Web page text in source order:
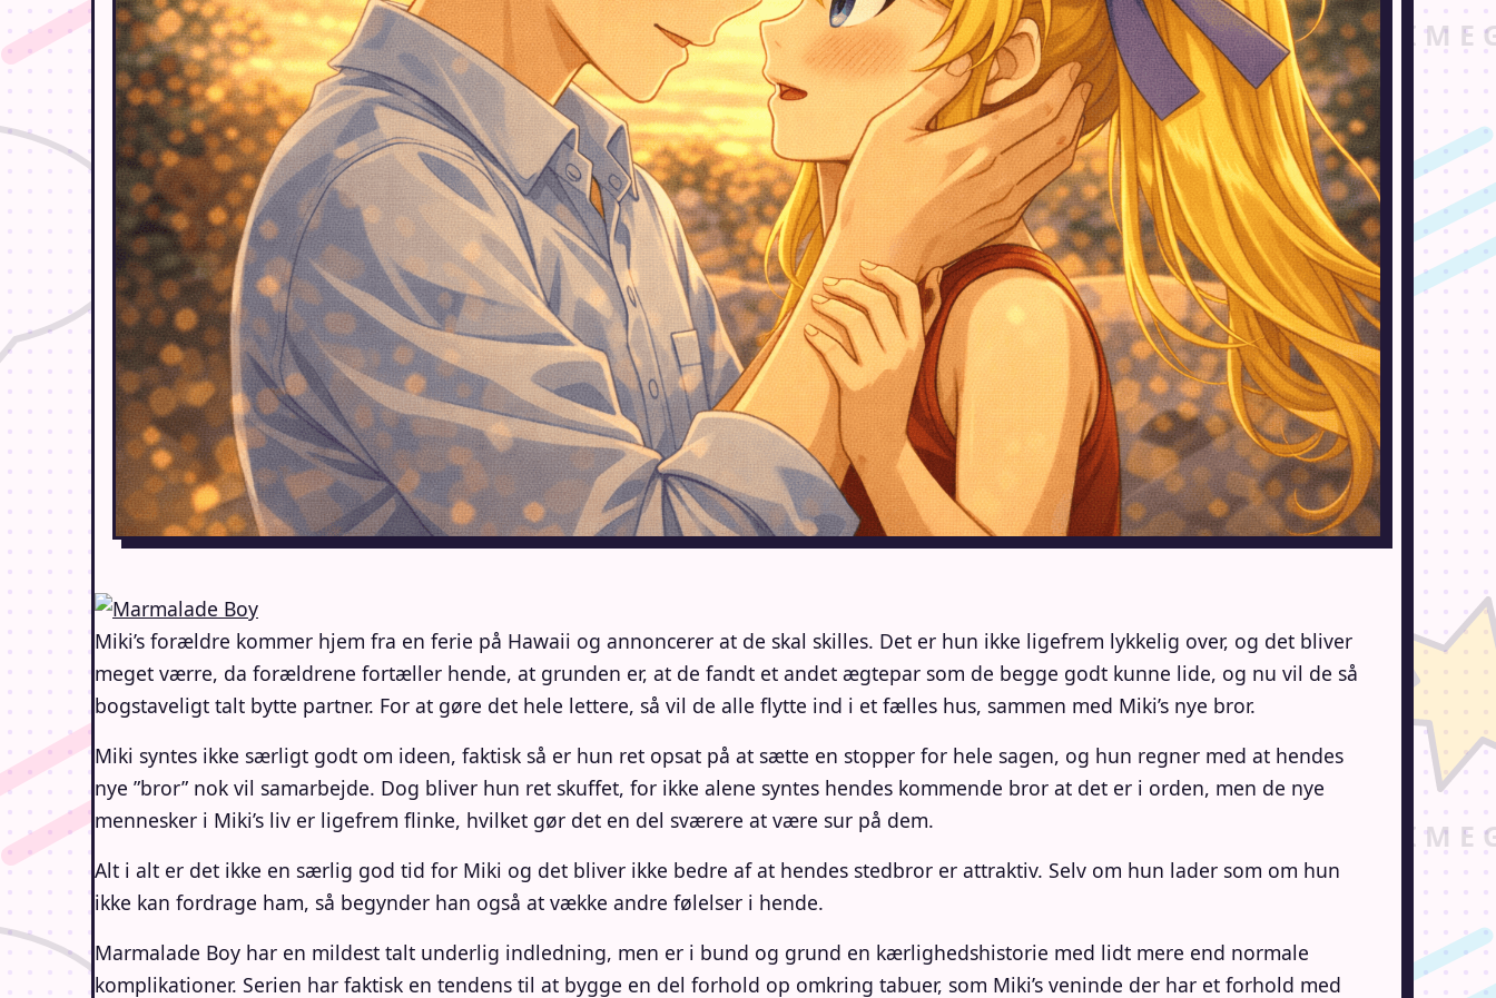
Miki’s forældre kommer hjem fra en ferie på Hawaii og annoncerer at de skal skilles. Det er hun ikke ligefrem lykkelig over, og det bliver
meget værre, da forældrene fortæller hende, at grunden er, at de fandt et andet ægtepar som de begge godt kunne lide, og nu vil de så
bogstaveligt talt bytte partner. For at gøre det hele lettere, så vil de alle flytte ind i et fælles hus, sammen med Miki’s nye bror.
Miki syntes ikke særligt godt om ideen, faktisk så er hun ret opsat på at sætte en stopper for hele sagen, og hun regner med at hendes
nye ”bror” nok vil samarbejde. Dog bliver hun ret skuffet, for ikke alene syntes hendes kommende bror at det er i orden, men de nye
mennesker i Miki’s liv er ligefrem flinke, hvilket gør det en del sværere at være sur på dem.
Alt i alt er det ikke en særlig god tid for Miki og det bliver ikke bedre af at hendes stedbror er attraktiv. Selv om hun lader som om hun
ikke kan fordrage ham, så begynder han også at vække andre følelser i hende.
Marmalade Boy har en mildest talt underlig indledning, men er i bund og grund en kærlighedshistorie med lidt mere end normale
komplikationer. Serien har faktisk en tendens til at bygge en del forhold op omkring tabuer, som Miki’s veninde der har et forhold med